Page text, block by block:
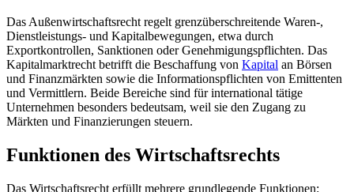
Das Außenwirtschaftsrecht regelt grenzüberschreitende Waren-,
Dienstleistungs- und Kapitalbewegungen, etwa durch
Exportkontrollen, Sanktionen oder Genehmigungspflichten. Das
Kapitalmarktrecht betrifft die Beschaffung von Kapital an Börsen
und Finanzmärkten sowie die Informationspflichten von Emittenten
und Vermittlern. Beide Bereiche sind für international tätige
Unternehmen besonders bedeutsam, weil sie den Zugang zu
Märkten und Finanzierungen steuern.
Funktionen des Wirtschaftsrechts
Das Wirtschaftsrecht erfüllt mehrere grundlegende Funktionen: